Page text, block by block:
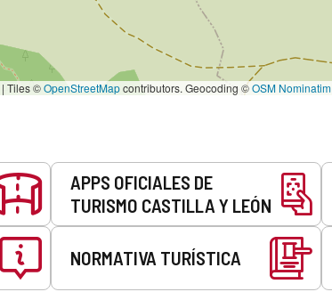
| Tiles ©OpenStreetMapcontributors. Geocoding ©OSM Nominatim
APPS OFICIALES DE
TURISMO CASTILLA Y LEÓN
NORMATIVA TURÍSTICA